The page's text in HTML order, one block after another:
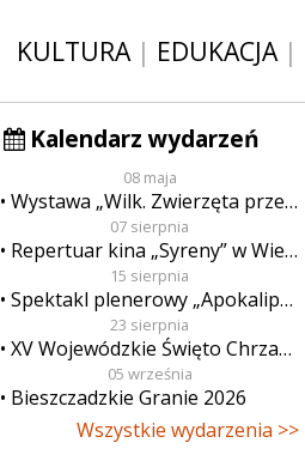
KULTURA| EDUKACJA|
Kalendarz wydarzeń
08 maja
Wystawa „Wilk. Zwierzęta przeklęte”
07 sierpnia
Repertuar kina „Syreny” w Wieluniu w dn. od 7 do 13 sierpnia
15 sierpnia
Spektakl plenerowy „Apokalipsa”
23 sierpnia
XV Wojewódzkie Święto Chrzanu
05 września
Bieszczadzkie Granie 2026
Wszystkie wydarzenia >>